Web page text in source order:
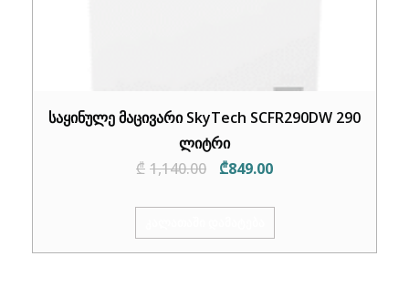
საყინულე მაცივარი SkyTech SCFR290DW 290
ლიტრი
₾ 1,140.00
Original
₾1,140.00.
₾849.00Current
₾849.00.